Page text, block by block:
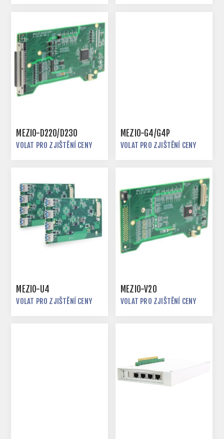
MEZIO-D220/D230
VOLAT PRO ZJIŠTĚNÍ CENY
MEZIO-G4/G4P
VOLAT PRO ZJIŠTĚNÍ CENY
MEZIO-U4
VOLAT PRO ZJIŠTĚNÍ CENY
MEZIO-V20
VOLAT PRO ZJIŠTĚNÍ CENY